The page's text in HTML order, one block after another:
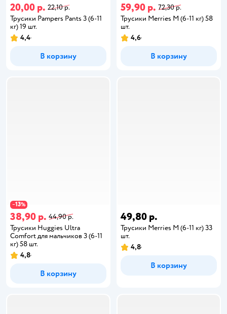
20,00 р. 22,10 р.
Трусики Pampers Pants 3 (6-11
кг) 19 шт.
4,4
В корзину
59,90 р. 72,30 р.
Трусики Merries M (6-11 кг) 58
шт.
4,6
В корзину
−13%
38,90 р. 44,90 р.
Трусики Huggies Ultra
Comfort для мальчиков 3 (6-11
кг) 58 шт.
4,8
В корзину
49,80 р.
Трусики Merries M (6-11 кг) 33
шт.
4,8
В корзину